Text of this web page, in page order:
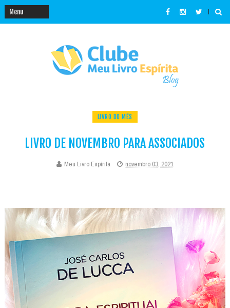
LIVRO DO MÊS
LIVRO DE NOVEMBRO PARA ASSOCIADOS
Meu Livro Espírita novembro 03, 2021